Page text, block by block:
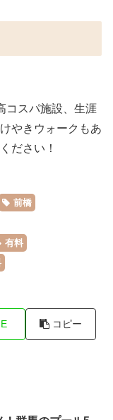
コスパ施設、生涯
やきウォークもあ
ださい！
前橋
有料
コピー